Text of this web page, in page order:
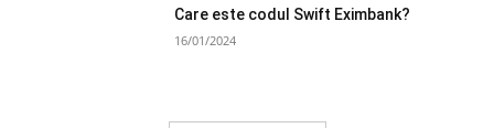
Care este codul Swift Eximbank?
16/01/2024